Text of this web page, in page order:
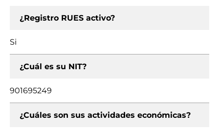
¿Registro RUES activo?
Si
¿Cuál es su NIT?
901695249
¿Cuáles son sus actividades económicas?